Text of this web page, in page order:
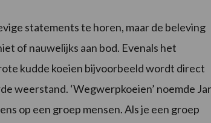
statements te horen, maar de beleving
of nauwelijks aan bod. Evenals het
kudde koeien bijvoorbeeld wordt direct
weerstand. ‘Wegwerpkoeien’ noemde
op een groep mensen. Als je een groep